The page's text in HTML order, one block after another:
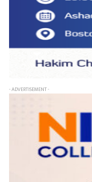
- ADVERTISEMENT -